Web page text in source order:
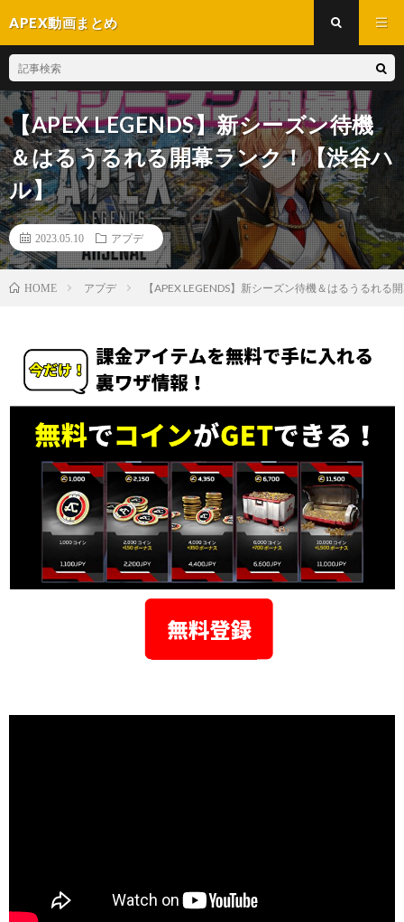
APEX動画まとめ
【APEX LEGENDS】新シーズン待機
＆はるうるれる開幕ランク！【渋谷ハ
ル】
2023.05.10 アプデ
HOME アプデ 【APEX LEGENDS】新シーズン待機＆はるうるれる